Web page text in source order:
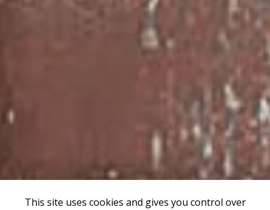
This site uses cookies and gives you control over